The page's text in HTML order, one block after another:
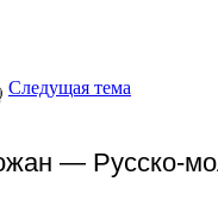
Следущая тема
— Русско-